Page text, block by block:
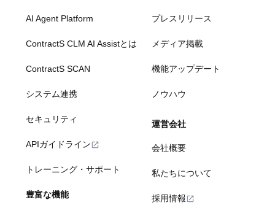
AI Agent Platform
ContractS CLM AI Assistとは
ContractS SCAN
システム連携
セキュリティ
APIガイドライン
トレーニング・サポート
豊富な機能
プレスリリース
メディア掲載
機能アップデート
ノウハウ
運営会社
会社概要
私たちについて
採用情報